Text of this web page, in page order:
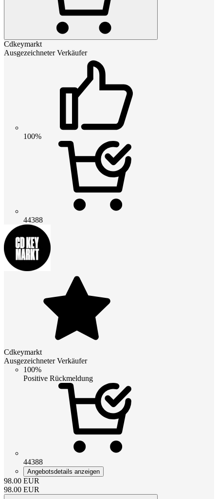
Cdkeymarkt
Ausgezeichneter Verkäufer
100%
44388
Cdkeymarkt
Ausgezeichneter Verkäufer
100%
Positive Rückmeldung
44388
Angebotsdetails anzeigen
98.00 EUR
98.00 EUR